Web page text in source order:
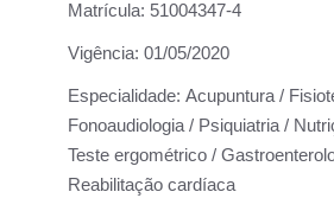
Matrícula: 51004347-4
Vigência: 01/05/2020
Especialidade: Acupuntura /
Fonoaudiologia / Psiquiatria /
Teste ergométrico /
Reabilitação cardíaca